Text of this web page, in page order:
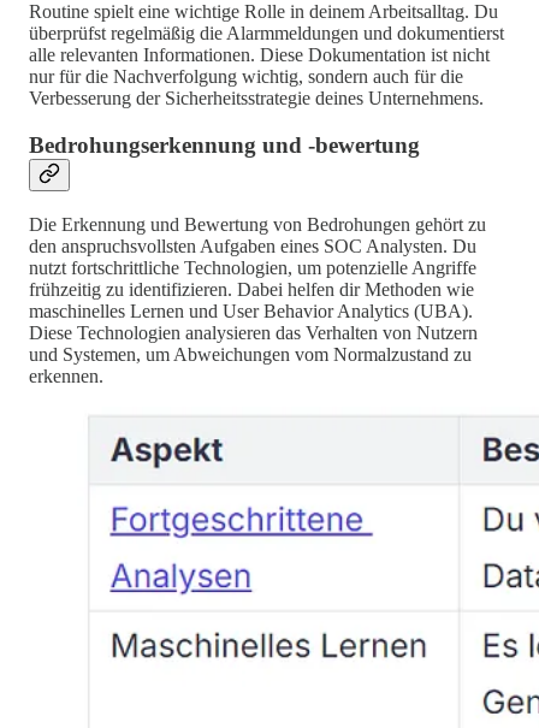
Routine spielt eine wichtige Rolle in deinem Arbeitsalltag. Du
überprüfst regelmäßig die Alarmmeldungen und dokumentierst
alle relevanten Informationen. Diese Dokumentation ist nicht
nur für die Nachverfolgung wichtig, sondern auch für die
Verbesserung der Sicherheitsstrategie deines Unternehmens.
Bedrohungserkennung und -bewertung
Die Erkennung und Bewertung von Bedrohungen gehört zu
den anspruchsvollsten Aufgaben eines SOC Analysten. Du
nutzt fortschrittliche Technologien, um potenzielle Angriffe
frühzeitig zu identifizieren. Dabei helfen dir Methoden wie
maschinelles Lernen und User Behavior Analytics (UBA).
Diese Technologien analysieren das Verhalten von Nutzern
und Systemen, um Abweichungen vom Normalzustand zu
erkennen.